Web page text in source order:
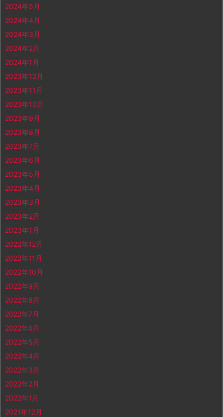
2024年5月
2024年4月
2024年3月
2024年2月
2024年1月
2023年12月
2023年11月
2023年10月
2023年9月
2023年8月
2023年7月
2023年6月
2023年5月
2023年4月
2023年3月
2023年2月
2023年1月
2022年12月
2022年11月
2022年10月
2022年9月
2022年8月
2022年7月
2022年6月
2022年5月
2022年4月
2022年3月
2022年2月
2022年1月
2021年12月